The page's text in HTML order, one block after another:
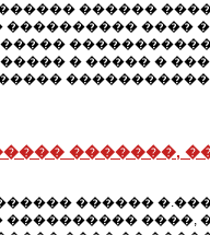
������
����
� ����� �
�������,
������
����,